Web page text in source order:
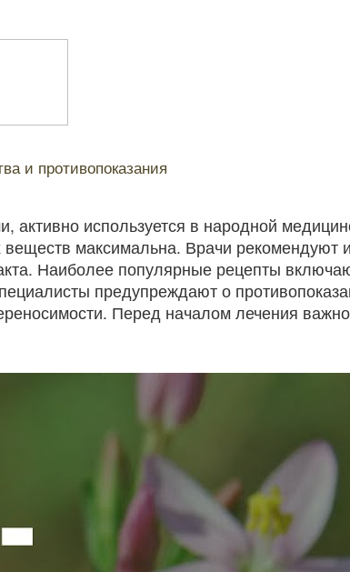
и противопоказания
используется в народной
максимальна. Врачи рекомендуют
Наиболее популярные рецепты
предупреждают о
Перед началом лечения